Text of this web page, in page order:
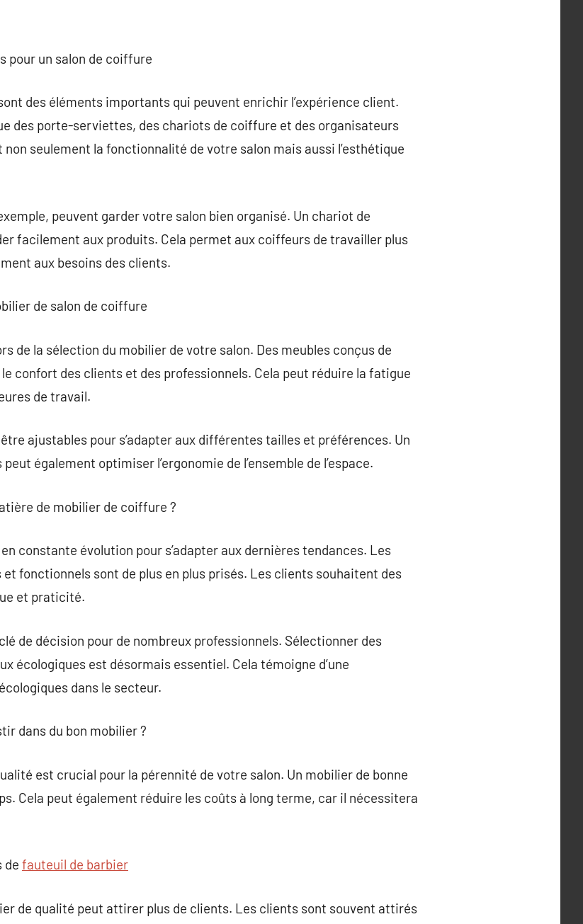
pour un salon de coiffure
des éléments importants qui peuvent enrichir l’expérience client.
des porte-serviettes, des chariots de coiffure et des organisateurs
seulement la fonctionnalité de votre salon mais aussi l’esthétique
peuvent garder votre salon bien organisé. Un chariot de
facilement aux produits. Cela permet aux coiffeurs de travailler plus
aux besoins des clients.
de salon de coiffure
de la sélection du mobilier de votre salon. Des meubles conçus de
confort des clients et des professionnels. Cela peut réduire la fatigue
de travail.
ajustables pour s’adapter aux différentes tailles et préférences. Un
également optimiser l’ergonomie de l’ensemble de l’espace.
de mobilier de coiffure ?
constante évolution pour s’adapter aux dernières tendances. Les
fonctionnels sont de plus en plus prisés. Les clients souhaitent des
et praticité.
de décision pour de nombreux professionnels. Sélectionner des
écologiques est désormais essentiel. Cela témoigne d’une
dans le secteur.
dans du bon mobilier ?
est crucial pour la pérennité de votre salon. Un mobilier de bonne
Cela peut également réduire les coûts à long terme, car il nécessitera
de fauteuil de barbier
de qualité peut attirer plus de clients. Les clients sont souvent attirés